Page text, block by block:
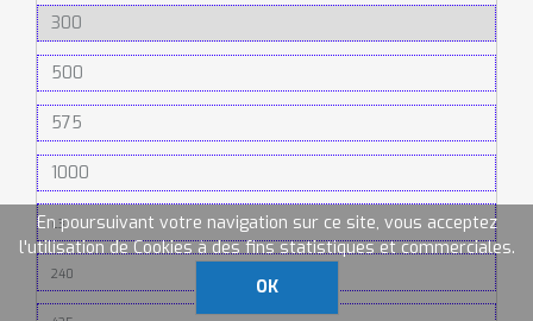
300
500
575
1000
L3
240
En poursuivant votre navigation sur ce site, vous acceptez
l'utilisation de Cookies à des fins statistiques et commerciales.
OK